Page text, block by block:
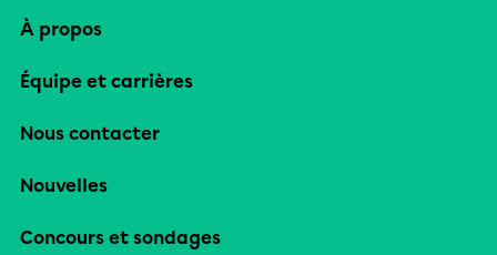
À propos
Équipe et carrières
Nous contacter
Nouvelles
Concours et sondages